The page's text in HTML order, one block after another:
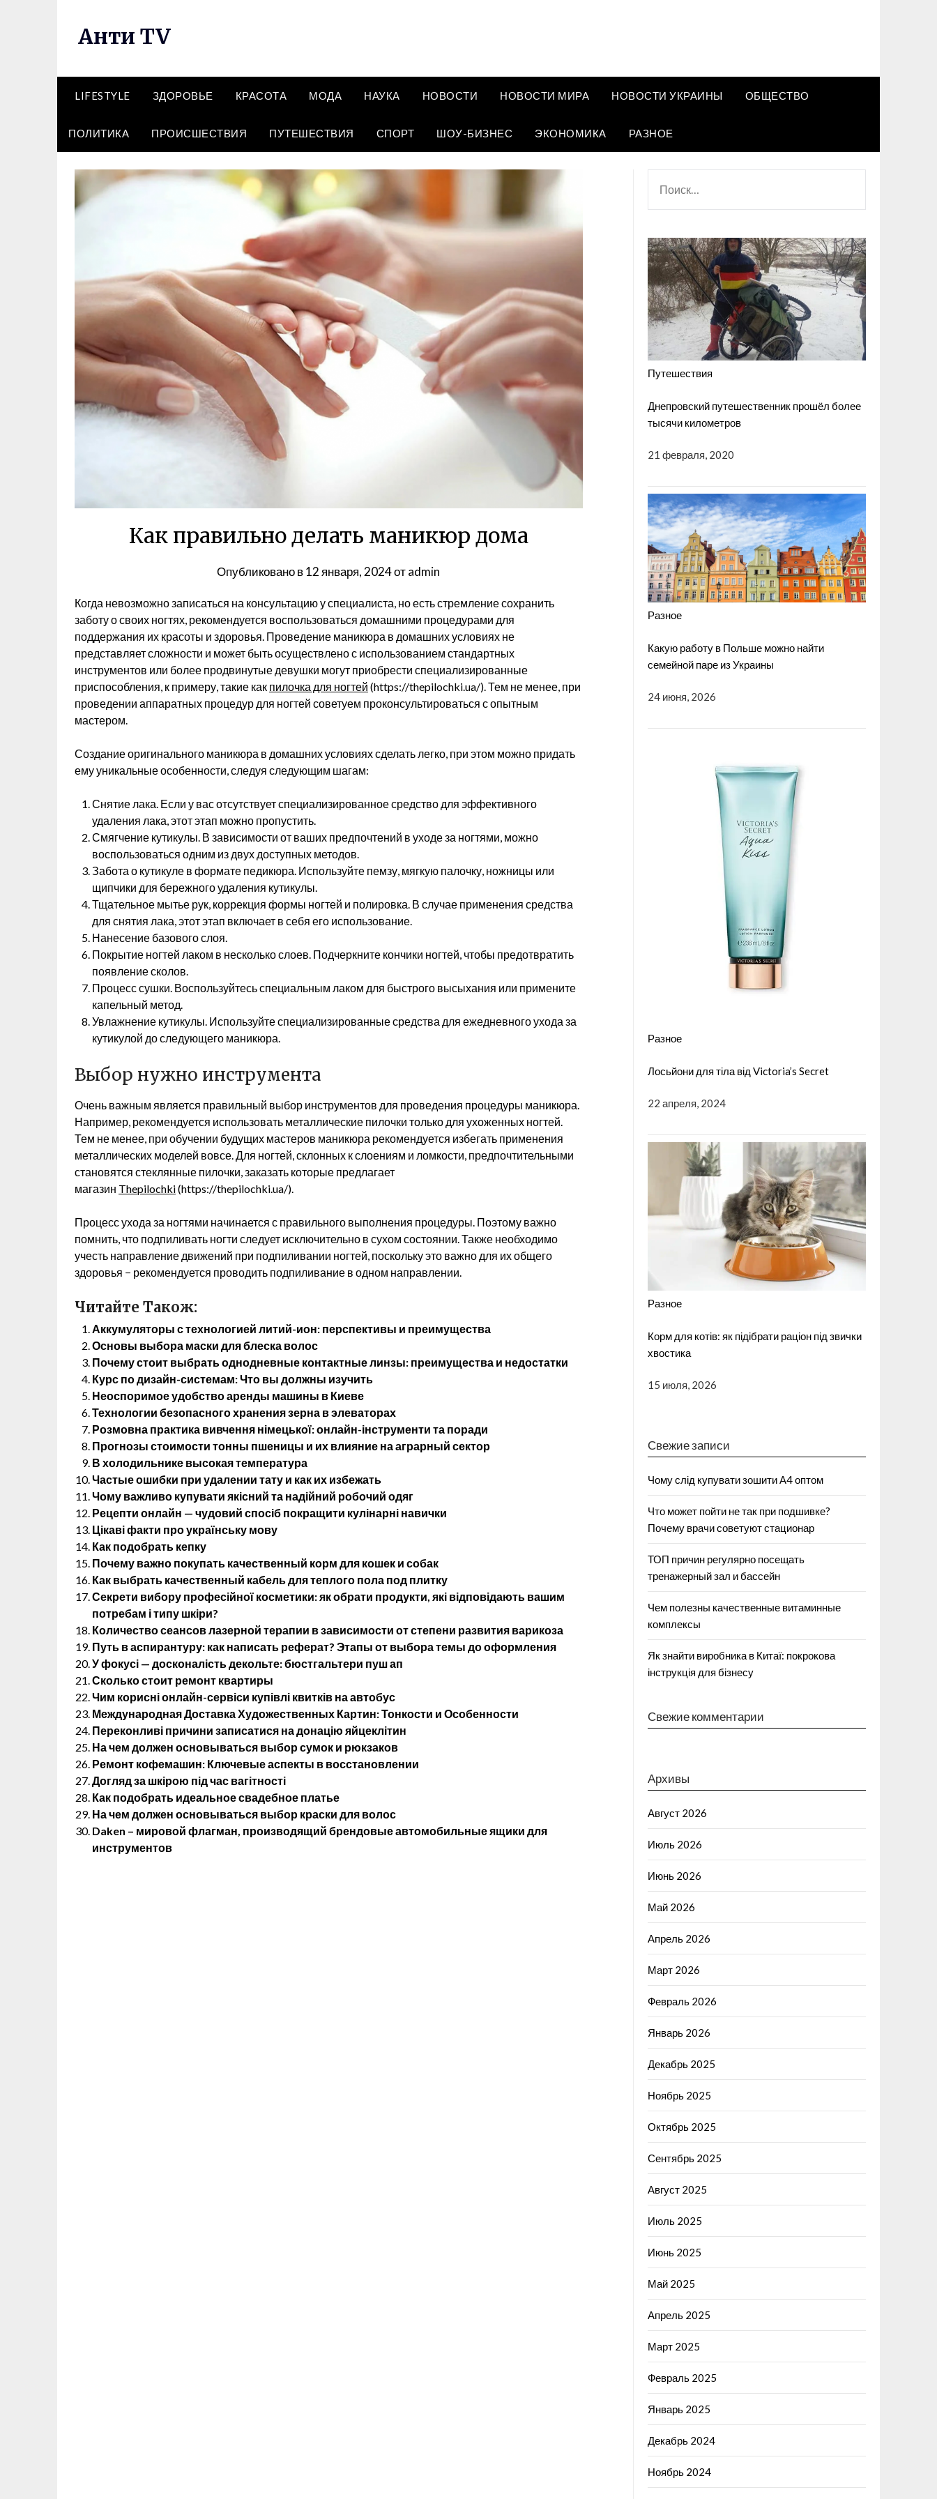
Анти TV
LIFESTYLE ЗДОРОВЬЕ КРАСОТА МОДА НАУКА НОВОСТИ НОВОСТИ МИРА НОВОСТИ УКРАИНЫ ОБЩЕСТВО
ПОЛИТИКА ПРОИСШЕСТВИЯ ПУТЕШЕСТВИЯ СПОРТ ШОУ-БИЗНЕС ЭКОНОМИКА РАЗНОЕ
Как правильно делать маникюр дома
Опубликовано в12 января, 2024отadmin
Когда невозможно записаться на консультацию у специалиста, но есть стремление сохранить
заботу о своих ногтях, рекомендуется воспользоваться домашними процедурами для
поддержания их красоты и здоровья. Проведение маникюра в домашних условиях не
представляет сложности и может быть осуществлено с использованием стандартных
инструментов или более продвинутые девушки могут приобрести специализированные
приспособления, к примеру, такие как пилочка для ногтей (https://thepilochki.ua/). Тем не менее, при
проведении аппаратных процедур для ногтей советуем проконсультироваться с опытным
мастером.
Создание оригинального маникюра в домашних условиях сделать легко, при этом можно придать
ему уникальные особенности, следуя следующим шагам:
Снятие лака. Если у вас отсутствует специализированное средство для эффективного
удаления лака, этот этап можно пропустить.
Смягчение кутикулы. В зависимости от ваших предпочтений в уходе за ногтями, можно
воспользоваться одним из двух доступных методов.
Забота о кутикуле в формате педикюра. Используйте пемзу, мягкую палочку, ножницы или
щипчики для бережного удаления кутикулы.
Тщательное мытье рук, коррекция формы ногтей и полировка. В случае применения средства
для снятия лака, этот этап включает в себя его использование.
Нанесение базового слоя.
Покрытие ногтей лаком в несколько слоев. Подчеркните кончики ногтей, чтобы предотвратить
появление сколов.
Процесс сушки. Воспользуйтесь специальным лаком для быстрого высыхания или примените
капельный метод.
Увлажнение кутикулы. Используйте специализированные средства для ежедневного ухода за
кутикулой до следующего маникюра.
Выбор нужно инструмента
Очень важным является правильный выбор инструментов для проведения процедуры маникюра.
Например, рекомендуется использовать металлические пилочки только для ухоженных ногтей.
Тем не менее, при обучении будущих мастеров маникюра рекомендуется избегать применения
металлических моделей вовсе. Для ногтей, склонных к слоениям и ломкости, предпочтительными
становятся стеклянные пилочки, заказать которые предлагает
магазин Thepilochki(https://thepilochki.ua/).
Процесс ухода за ногтями начинается с правильного выполнения процедуры. Поэтому важно
помнить, что подпиливать ногти следует исключительно в сухом состоянии. Также необходимо
учесть направление движений при подпиливании ногтей, поскольку это важно для их общего
здоровья − рекомендуется проводить подпиливание в одном направлении.
Читайте Також:
Аккумуляторы с технологией литий-ион: перспективы и преимущества
Основы выбора маски для блеска волос
Почему стоит выбрать однодневные контактные линзы: преимущества и недостатки
Курс по дизайн-системам: Что вы должны изучить
Неоспоримое удобство аренды машины в Киеве
Технологии безопасного хранения зерна в элеваторах
Розмовна практика вивчення німецької: онлайн-інструменти та поради
Прогнозы стоимости тонны пшеницы и их влияние на аграрный сектор
В холодильнике высокая температура
Частые ошибки при удалении тату и как их избежать
Чому важливо купувати якісний та надійний робочий одяг
Рецепти онлайн — чудовий спосіб покращити кулінарні навички
Цікаві факти про українську мову
Как подобрать кепку
Почему важно покупать качественный корм для кошек и собак
Как выбрать качественный кабель для теплого пола под плитку
Секрети вибору професійної косметики: як обрати продукти, які відповідають вашим
потребам і типу шкіри?
Количество сеансов лазерной терапии в зависимости от степени развития варикоза
Путь в аспирантуру: как написать реферат? Этапы от выбора темы до оформления
У фокусі — досконалість декольте: бюстгальтери пуш ап
Сколько стоит ремонт квартиры
Чим корисні онлайн-сервіси купівлі квитків на автобус
Международная Доставка Художественных Картин: Тонкости и Особенности
Переконливі причини записатися на донацію яйцеклітин
На чем должен основываться выбор сумок и рюкзаков
Ремонт кофемашин: Ключевые аспекты в восстановлении
Догляд за шкірою під час вагітності
Как подобрать идеальное свадебное платье
На чем должен основываться выбор краски для волос
Daken – мировой флагман, производящий брендовые автомобильные ящики для
инструментов
Путешествия
Днепровский путешественник прошёл более
тысячи километров
21 февраля, 2020
Разное
Какую работу в Польше можно найти
семейной паре из Украины
24 июня, 2026
Разное
Лосьйони для тіла від Victoria’s Secret
22 апреля, 2024
Разное
Корм для котів: як підібрати раціон під звички
хвостика
15 июля, 2026
Свежие записи
Чому слід купувати зошити А4 оптом
Что может пойти не так при подшивке?
Почему врачи советуют стационар
ТОП причин регулярно посещать
тренажерный зал и бассейн
Чем полезны качественные витаминные
комплексы
Як знайти виробника в Китаї: покрокова
інструкція для бізнесу
Свежие комментарии
Архивы
Август 2026
Июль 2026
Июнь 2026
Май 2026
Апрель 2026
Март 2026
Февраль 2026
Январь 2026
Декабрь 2025
Ноябрь 2025
Октябрь 2025
Сентябрь 2025
Август 2025
Июль 2025
Июнь 2025
Май 2025
Апрель 2025
Март 2025
Февраль 2025
Январь 2025
Декабрь 2024
Ноябрь 2024